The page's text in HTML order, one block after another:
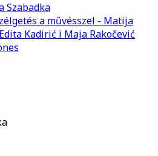
Szabadka
a művésszel - Matija
Edita Kadirić i Maja Rakočević